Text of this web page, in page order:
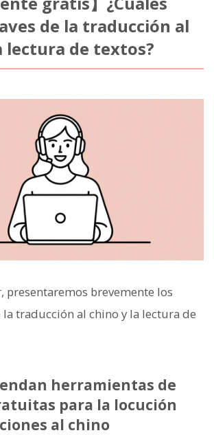
de la traducción al
lectura de textos?
presentaremos brevemente los
la traducción al chino y la lectura de
herramientas de
para la locución
al chino